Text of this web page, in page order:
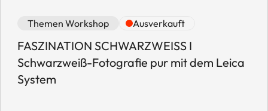
Themen Workshop Ausverkauft
Event category: Themen Workshop
Event availability: Ausverkauft
FASZINATION SCHWARZWEISS I
Schwarzweiß-Fotografie pur mit dem Leica
System